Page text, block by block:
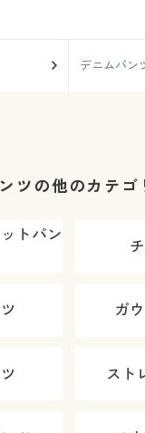
デニムパン
ツの他のカテゴ
トパン
ガ
スト